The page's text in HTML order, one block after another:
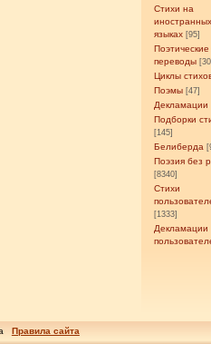
Стихи на
языках [95]
Поэтические
переводы
Циклы
Поэмы [47]
Декламации
Подборки
[145]
Белиберда
Поэзия без
[8340]
Стихи
[1333]
Декламации
Правила сайта